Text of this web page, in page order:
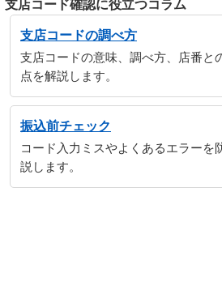
支店コード確認に役立つコラム
支店コードの調べ方
支店コードの意味、調べ方、店番と
点を解説します。
振込前チェック
コード入力ミスやよくあるエラーを
説します。